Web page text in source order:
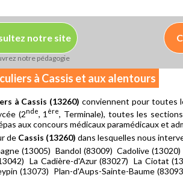
notre site
notre pédagogie
à Cassis et aux alentours
à Cassis (13260) conviennent pour toutes
(2nde, 1 ère, Terminale), toutes les
aux concours médicaux paramédicaux et
de Cassis (13260) dans lesquelles nous
(13005) Bandol (83009) Cadolive
La Cadière-d'Azur (83027) La Ciotat
(13073) Plan-d'Aups-Sainte-Baume